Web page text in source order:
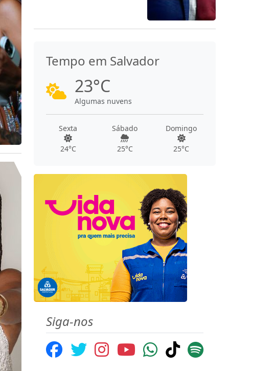
Tempo em Salvador
23°C
Algumas nuvens
Sexta
24°C
Sábado
25°C
Domingo
25°C
Siga-nos